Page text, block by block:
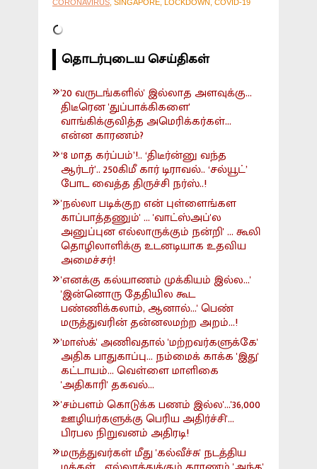
CORONAVIRUS, SINGAPORE, LOCKDOWN, COVID-19
தொடர்புடைய செய்திகள்
'20 வருடங்களில்' இல்லாத அளவுக்கு...
திடீரென 'துப்பாக்கிகளை'
வாங்கிக்குவித்த அமெரிக்கர்கள்...
என்ன காரணம்?
‘8 மாத கர்ப்பம்’!.. ‘திடீர்ன்னு வந்த
ஆர்டர்’.. 250கிமீ கார் டிராவல்.. ‘சல்யூட்’
போட வைத்த திருச்சி நர்ஸ்..!
'நல்லா படிக்குற என் புள்ளைங்கள
காப்பாத்தணும்' ... 'வாட்ஸ்அப்'ல
அனுப்புன எல்லாருக்கும் நன்றி' ... கூலி
தொழிலாளிக்கு உடனடியாக உதவிய
அமைச்சர்!
'எனக்கு கல்யாணம் முக்கியம் இல்ல...'
'இன்னொரு தேதியில கூட
பண்ணிக்கலாம், ஆனால்...' பெண்
மருத்துவரின் தன்னலமற்ற அறம்...!
'மாஸ்க்' அணிவதால் 'மற்றவர்களுக்கே'
அதிக பாதுகாப்பு... நம்மைக் காக்க 'இது'
கட்டாயம்... வெள்ளை மாளிகை
'அதிகாரி' தகவல்...
'சம்பளம் கொடுக்க பணம் இல்ல'...'36,000
ஊழியர்களுக்கு பெரிய அதிர்ச்சி'...
பிரபல நிறுவனம் அதிரடி!
மருத்துவர்கள் மீது 'கல்வீச்சு' நடத்திய